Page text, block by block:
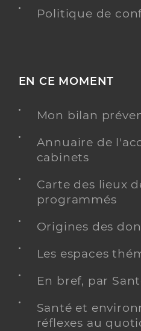
Politique de
EN CE MOMENT
Mon bilan
Annuaire de
cabinets
Carte des lieux
programmés
Origines des
Les espaces
En bref, par
Santé et
réflexes au